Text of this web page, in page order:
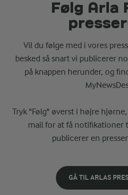
Følg Arla
Vil du følge med i vores
besked så snart vi publicerer
på knappen herunder, og
Tryk "Følg" øverst i højre
mail for at få notifikationer
publicerer en
GÅ TIL ARLAS